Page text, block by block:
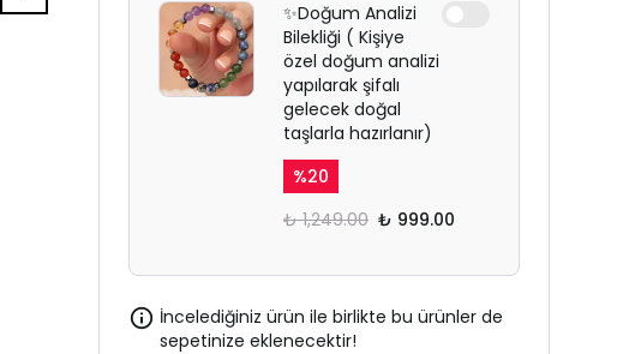
✨Doğum Analizi
Bilekliği ( Kişiye
özel doğum analizi
yapılarak şifalı
gelecek doğal
taşlarla hazırlanır)
%20
₺ 1,249.00 ₺ 999.00
İncelediğiniz ürün ile birlikte bu ürünler de
sepetinize eklenecektir!